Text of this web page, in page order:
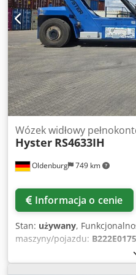
18.00 x 33 Opony przednie -
typ: pneumatyczne Opony
Opony tylne - stan: 40 -
stanie technicznym
smarowanie, ruchoma
reflektor roboczy z przodu,
Dsdpfxjy A Ufgo Afmjck
Oldenburg 749 km
Wózek widłowy
Hyster RS4633IH
Informacja o cenie
Stan: używany,
maszyny/pojazdu:
,
podnoszenia:14 880 mm,